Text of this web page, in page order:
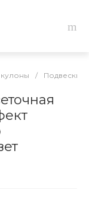
/ Подвески